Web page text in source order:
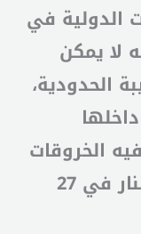
الدولية في
لا يمكن
الحدودية،
الخروقات
منذ بدء اتفاق وقف إطلاق النار في 27